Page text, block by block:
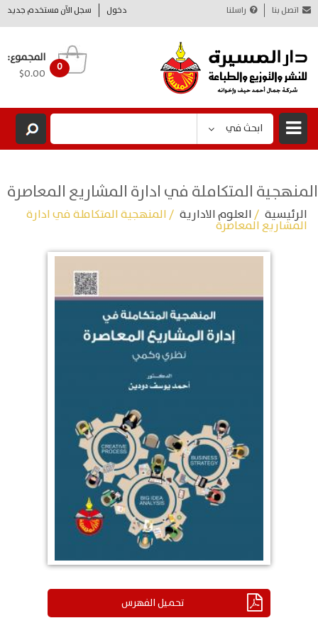
دخول سجل الآن مستخدم جديد اتصل بنا راسلنا
0
المجموع:
$0.00
ابحث في
المنهجية المتكاملة في ادارة المشاريع المعاصرة
الرئيسية /العلوم الادارية / المنهجية المتكاملة في ادارة
المشاريع المعاصرة
تحميل الفهرس